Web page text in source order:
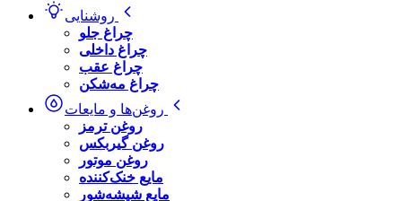
چراغ جلو
چراغ داخلی
چراغ عقب
چراغ مه‌شکن
روغن ترمز
روغن گیربکس
روغن موتور
مایع خنک‌کننده
مایع شیشه‌شور